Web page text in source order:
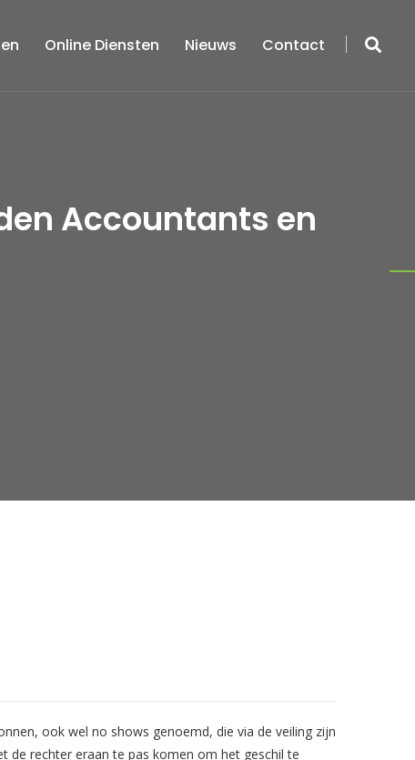
Online Diensten Nieuws Contact
Accountants en
ook wel no shows genoemd, die via de veiling zijn
de rechter eraan te pas komen om het geschil te